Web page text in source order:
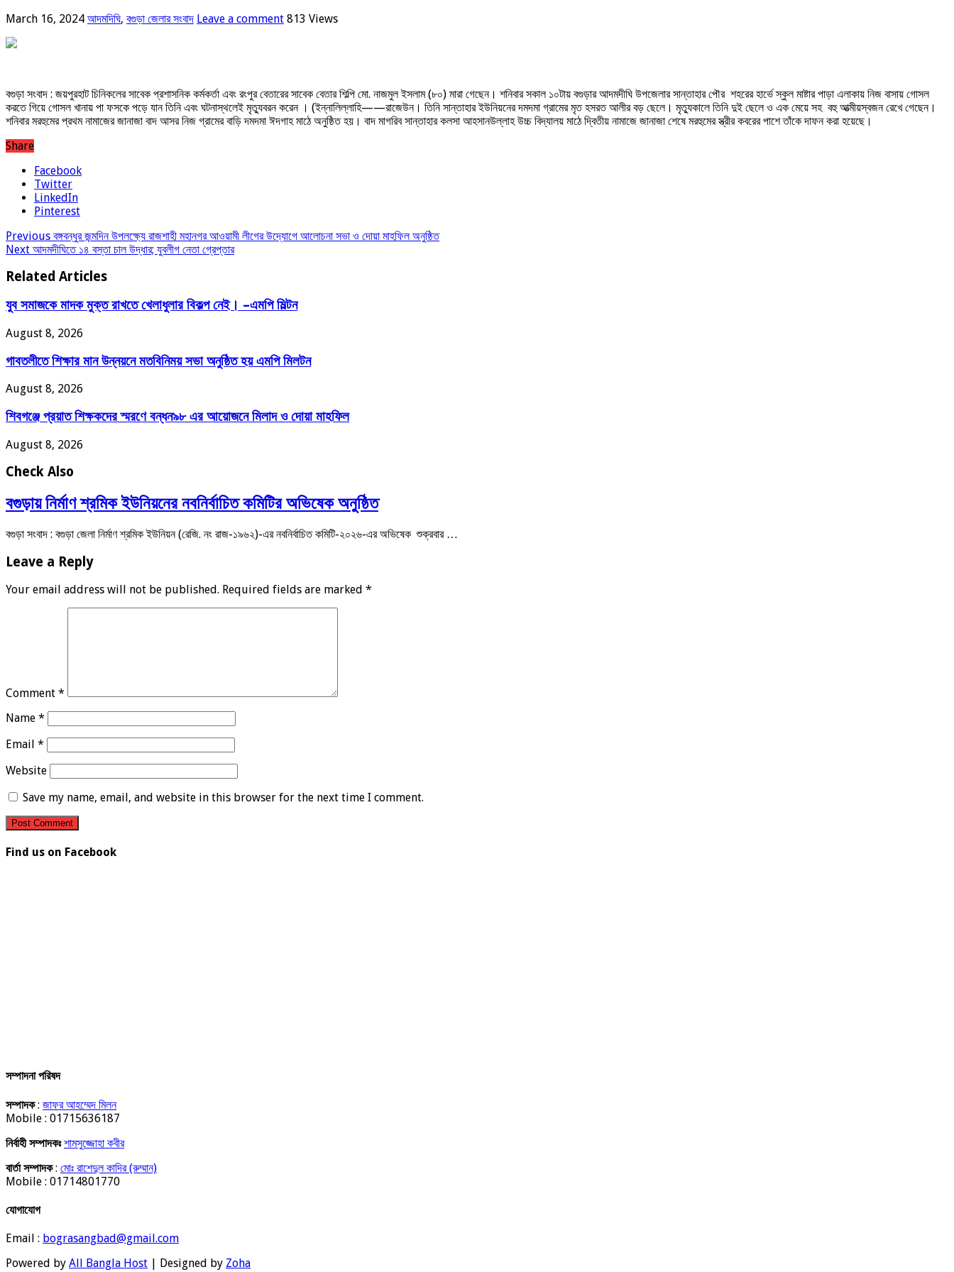
March 16, 2024 আদমদিঘি, বগুড়া জেলার সংবাদ Leave a comment 813 Views
বগুড়া সংবাদ : জয়পুরহাট চিনিকলের সাবেক প্রশাসনিক কর্মকর্তা এবং রংপুর বেতারের সাবেক বেতার শিল্পি মো. নাজমুল ইসলাম (৮০) মারা গেছেন। শনিবার সকাল ১০টায় বগুড়ার আদমদীঘি উপজেলার সান্তাহার পৌর শহরের হার্ভে স্কুল মাষ্টার পাড়া এলাকায় নিজ বাসায় গোসল
করতে গিয়ে গোসল খানায় পা ফসকে পড়ে যান তিনি এবং ঘটনাস্থলেই মৃত্যুবরন করেন । (ইন্নালিল্লাহি——রাজেউন। তিনি সান্তাহার ইউনিয়নের দমদমা গ্রামের মৃত হসরত আলীর বড় ছেলে। মৃত্যুকালে তিনি দুই ছেলে ও এক মেয়ে সহ বহু আত্মীয়স্বজন রেখে গেছেন।
শনিবার মরহুমের প্রথম নামাজের জানাজা বাদ আসর নিজ গ্রামের বাড়ি দমদমা ঈদগাহ মাঠে অনুষ্ঠিত হয়। বাদ মাগরিব সান্তাহার কলসা আহসানউল্লাহ উচ্চ বিদ্যালয় মাঠে দ্বিতীয় নামাজে জানাজা শেষে মরহুমের স্ত্রীর কবরের পাশে তাঁকে দাফন করা হয়েছে।
Share
Facebook
Twitter
LinkedIn
Pinterest
Previous বঙ্গবন্ধুর জন্মদিন উপলক্ষ্যে রাজশাহী মহানগর আওয়ামী লীগের উদ্যোগে আলোচনা সভা ও দোয়া মাহফিল অনুষ্ঠিত
Next আদমদীঘিতে ১৪ বস্তা চাল উদ্ধার; যুবলীগ নেতা গ্রেপ্তার
Related Articles
যুব সমাজকে মাদক মুক্ত রাখতে খেলাধুলার বিকল্প নেই। –এমপি মিল্টন
August 8, 2026
‎গাবতলীতে শিক্ষার মান উন্নয়নে ‎মতবিনিময় সভা অনুষ্ঠিত হয় ‎এমপি মিলটন
August 8, 2026
শিবগঞ্জে প্রয়াত শিক্ষকদের স্মরণে বন্ধন৯৮ এর আয়োজনে মিলাদ ও দোয়া মাহফিল
August 8, 2026
Check Also
বগুড়ায় নির্মাণ শ্রমিক ইউনিয়নের নবনির্বাচিত কমিটির অভিষেক অনুষ্ঠিত
বগুড়া সংবাদ : বগুড়া জেলা নির্মাণ শ্রমিক ইউনিয়ন (রেজি. নং রাজ-১৯৬২)-এর নবনির্বাচিত কমিটি-২০২৬-এর অভিষেক শুক্রবার …
Leave a Reply
Your email address will not be published. Required fields are marked *
Comment *
Name *
Email *
Website
Save my name, email, and website in this browser for the next time I comment.
Find us on Facebook
সম্পাদনা পরিষদ
সম্পাদক: জাফর আহম্মেদ মিলন
Mobile : 01715636187
নির্বাহী সম্পাদকঃশামসুজ্জোহা কবীর
বার্তা সম্পাদক: মোঃ রাশেদুল কাদির (রুম্মান)
Mobile : 01714801770
যোগাযোগ
Email : bograsangbad@gmail.com
Powered by All Bangla Host | Designed by Zoha